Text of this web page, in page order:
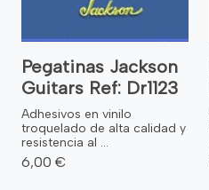
Pegatinas Jackson
Guitars Ref: Dr1123
Adhesivos en vinilo
troquelado de alta calidad y
resistencia al ...
6,00 €